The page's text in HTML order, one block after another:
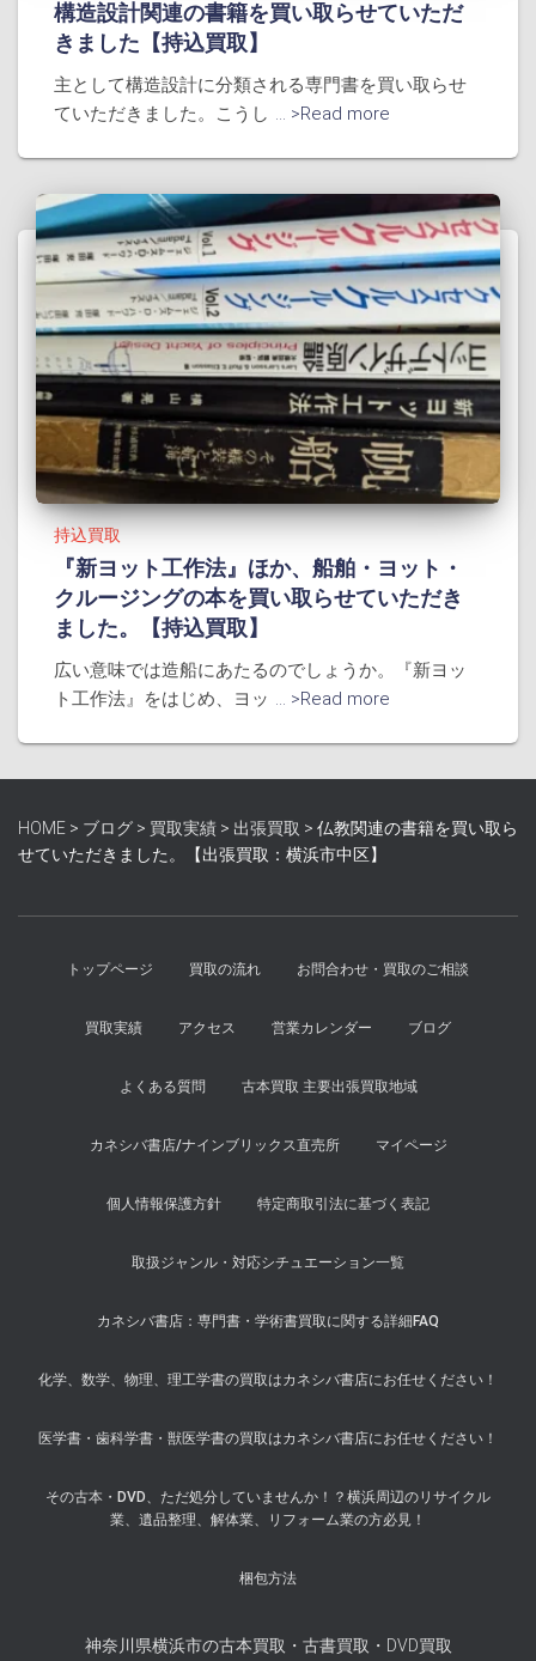
構造設計関連の書籍を買い取らせていただ
きました【持込買取】
主として構造設計に分類される専門書を買い取らせ
ていただきました。こうし ... >Read more
持込買取
『新ヨット工作法』ほか、船舶・ヨット・
クルージングの本を買い取らせていただき
ました。【持込買取】
広い意味では造船にあたるのでしょうか。『新ヨッ
ト工作法』をはじめ、ヨッ ... >Read more
HOME > ブログ > 買取実績 > 出張買取 > 仏教関連の書籍を買い取ら
せていただきました。【出張買取：横浜市中区】
トップページ 買取の流れ お問合わせ・買取のご相談
買取実績 アクセス 営業カレンダー ブログ
よくある質問 古本買取 主要出張買取地域
カネシバ書店/ナインブリックス直売所 マイページ
個人情報保護方針 特定商取引法に基づく表記
取扱ジャンル・対応シチュエーション一覧
カネシバ書店：専門書・学術書買取に関する詳細FAQ
化学、数学、物理、理工学書の買取はカネシバ書店にお任せください！
医学書・歯科学書・獣医学書の買取はカネシバ書店にお任せください！
その古本・DVD、ただ処分していませんか！？横浜周辺のリサイクル
業、遺品整理、解体業、リフォーム業の方必見！
梱包方法
神奈川県横浜市の古本買取・古書買取・DVD買取